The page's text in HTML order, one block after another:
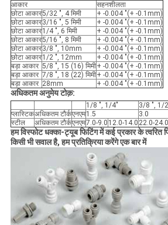
आकार
सहनशीलता
छोटा आकार5/32 ", 4 मिमी
+ -0.004 "(+ -0.1mm)
छोटा आकार3/16 ", 5 मिमी
+ -0.004 "(+ -0.1mm)
छोटा आकार1/4 ", 6 मिमी
+ -0.004 "(+ -0.1mm)
छोटा आकार5/16 ", 8 मिमी
+ -0.004 "(+ -0.1mm)
छोटा आकार3/8 ", 10mm
+ -0.004 "(+ -0.1mm)
छोटा आकार1/2 ", 12mm
+ -0.004 "(+ -0.1mm)
बड़ा आकार 5/8 ", 15 (16) मिमी+ -0.004 "(+ -0.1mm)
बड़ा आकार 7/8 ", 18 (22) मिमी+ -0.004 "(+ -0.1mm)
बड़ा आकार 28mm + -0.004 "(+ -0.1mm)
अधिकतम अनुमेय टोक़:
1/8 ", 1/4" 3/8 ", 1/
प्लास्टिकअधिकतम टौर्कएनएम1.5 3.0
स्टील
अधिकतम टौर्कएनएम7.0-9.0 12.0-14.0 22.0-24.0
हम विस्फोट धक्का-ट्यूब फिटिंग में कई प्रकार के
किसी भी सवाल है, हम प्रतिक्रिया करेंगे एक बार में